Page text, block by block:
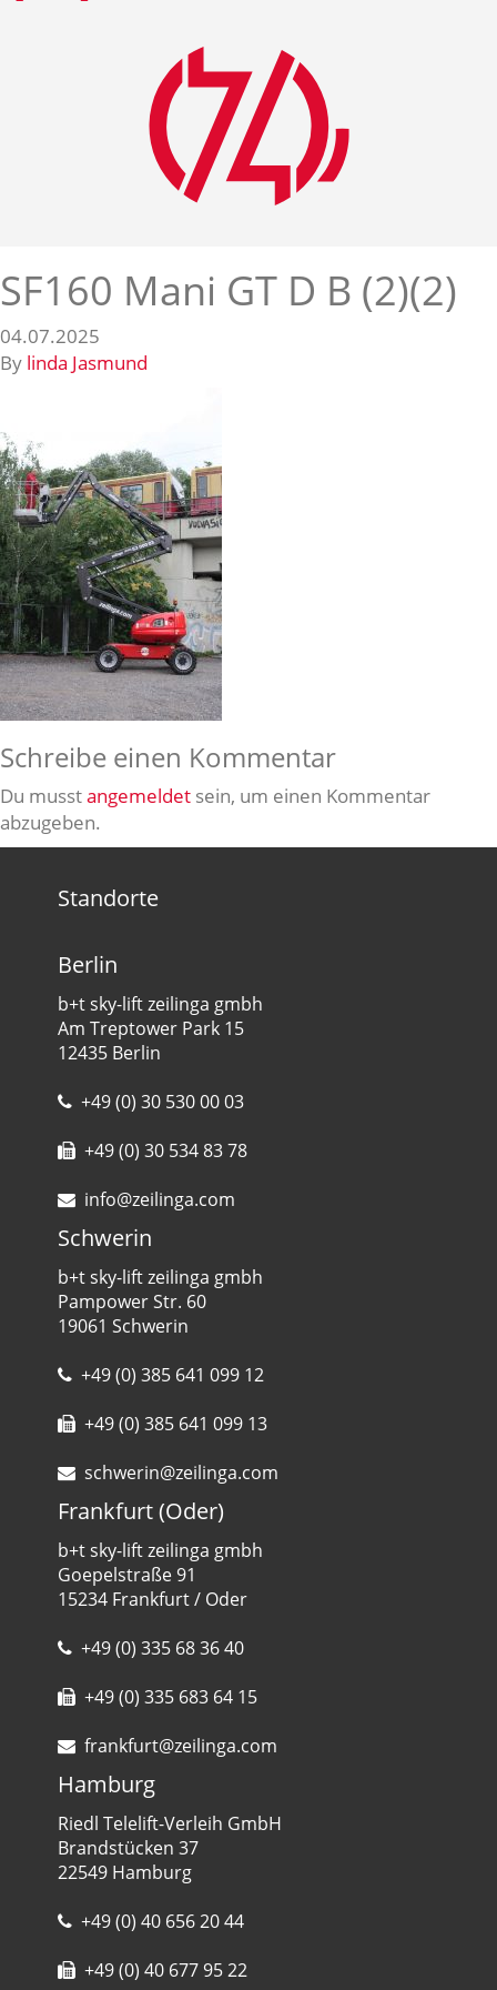
SF160 Mani GT D B (2)(2)
04.07.2025
By linda Jasmund
Schreibe einen Kommentar
Du musstangemeldet sein, um einen Kommentar
abzugeben.
Standorte
Berlin
b+t sky-lift zeilinga gmbh
Am Treptower Park 15
12435 Berlin
+49 (0) 30 530 00 03
+49 (0) 30 534 83 78
info@zeilinga.com
Schwerin
b+t sky-lift zeilinga gmbh
Pampower Str. 60
19061 Schwerin
+49 (0) 385 641 099 12
+49 (0) 385 641 099 13
schwerin@zeilinga.com
Frankfurt (Oder)
b+t sky-lift zeilinga gmbh
Goepelstraße 91
15234 Frankfurt / Oder
+49 (0) 335 68 36 40
+49 (0) 335 683 64 15
frankfurt@zeilinga.com
Hamburg
Riedl Telelift-Verleih GmbH
Brandstücken 37
22549 Hamburg
+49 (0) 40 656 20 44
+49 (0) 40 677 95 22